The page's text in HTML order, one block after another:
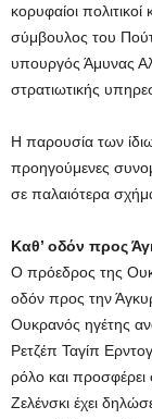
κορυφαίοι
σύμβουλος του
υπουργός Άμυνας
στρατιωτικής
Η παρουσία των
προηγούμενες
σε παλαιότερα
Καθ’ οδόν προς
Ο πρόεδρος της
οδόν προς την
Ουκρανός ηγέτης
Ρετζέπ Ταγίπ
ρόλο και προσφέρει
Ζελένσκι έχει